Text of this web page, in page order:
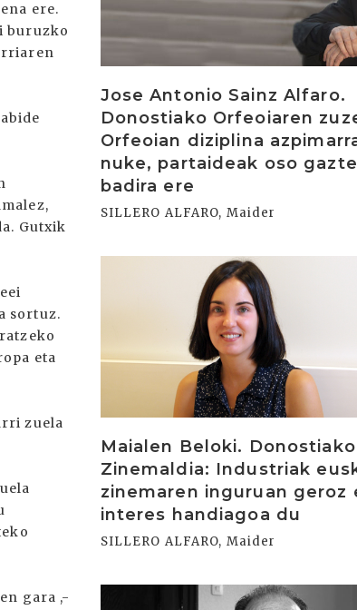
ere.
buruzko
Gutxik
sortuz.
eta
zuela
gara ,-
Jose Antonio Sainz Alfaro.
Donostiako Orfeoiaren
Orfeoian diziplina
nuke, partaideak oso
badira ere
SILLERO ALFARO, Maider
Maialen Beloki. Donostiako
Zinemaldia: Industriak
zinemaren inguruan geroz
interes handiagoa du
SILLERO ALFARO, Maider